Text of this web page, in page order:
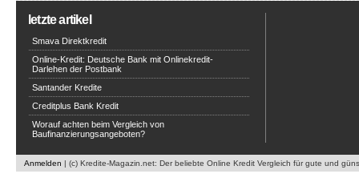
letzte artikel
Smava Direktkredit
Online-Kredit: Deutsche Bank mit Onlinekredit-
Darlehen der Postbank
Santander Kredite
Creditplus Bank Kredit
Worauf achten beim Vergleich von
Baufinanzierungsangeboten?
Anmelden | (c) Kredite-Magazin.net: Der beliebte Online Kredit Vergleich für gute und